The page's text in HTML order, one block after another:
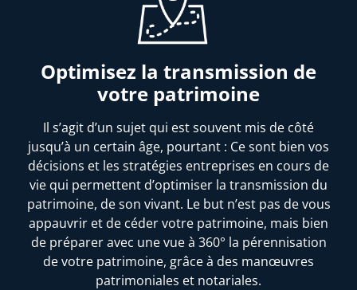
Optimisez la transmission de
votre patrimoine
Il s’agit d’un sujet qui est souvent mis de côté
jusqu’à un certain âge, pourtant : Ce sont bien vos
décisions et les stratégies entreprises en cours de
vie qui permettent d’optimiser la transmission du
patrimoine, de son vivant. Le but n’est pas de vous
appauvrir et de céder votre patrimoine, mais bien
de préparer avec une vue à 360° la pérennisation
de votre patrimoine, grâce à des manœuvres
patrimoniales et notariales.